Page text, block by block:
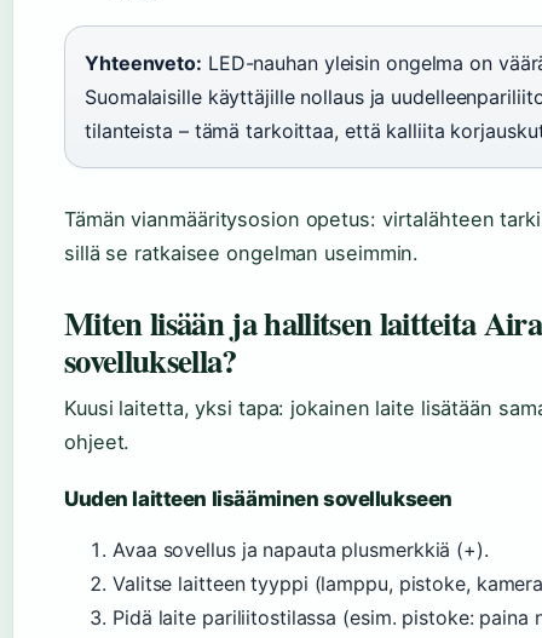
Yhteenveto: LED-nauhan yleisin ongelma on
Suomalaisille käyttäjille nollaus ja
tilanteista – tämä tarkoittaa, että kalliita
Tämän vianmääritysosion opetus: virtalähteen
sillä se ratkaisee ongelman useimmin.
Miten lisään ja hallitsen laitteita
sovelluksella?
Kuusi laitetta, yksi tapa: jokainen laite lisätään
ohjeet.
Uuden laitteen lisääminen sovellukseen
Avaa sovellus ja napauta plusmerkkiä (+).
Valitse laitteen tyyppi (lamppu, pistoke,
Pidä laite pariliitostilassa (esim. pistoke: paina